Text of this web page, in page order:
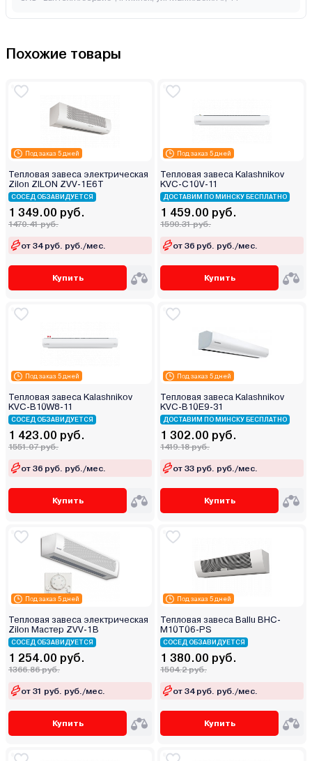
Похожие товары
Под заказ 5 дней
Тепловая завеса электрическая
Zilon ZILON ZVV-1E6T
СОСЕД ОБЗАВИДУЕТСЯ
1 349.00 руб.
1470.41 руб.
от 34 руб. руб./мес.
Купить
Под заказ 5 дней
Тепловая завеса Kalashnikov
KVС-C10V-11
ДОСТАВИМ ПО МИНСКУ БЕСПЛАТНО
1 459.00 руб.
1590.31 руб.
от 36 руб. руб./мес.
Купить
Под заказ 5 дней
Тепловая завеса Kalashnikov
KVС-B10W8-11
СОСЕД ОБЗАВИДУЕТСЯ
1 423.00 руб.
1551.07 руб.
от 36 руб. руб./мес.
Купить
Под заказ 5 дней
Тепловая завеса Kalashnikov
KVС-B10E9-31
ДОСТАВИМ ПО МИНСКУ БЕСПЛАТНО
1 302.00 руб.
1419.18 руб.
от 33 руб. руб./мес.
Купить
Под заказ 5 дней
Тепловая завеса электрическая
Zilon Мастер ZVV-1B
СОСЕД ОБЗАВИДУЕТСЯ
1 254.00 руб.
1366.86 руб.
от 31 руб. руб./мес.
Купить
Под заказ 5 дней
Тепловая завеса Ballu BHC-
M10T06-PS
СОСЕД ОБЗАВИДУЕТСЯ
1 380.00 руб.
1504.2 руб.
от 34 руб. руб./мес.
Купить